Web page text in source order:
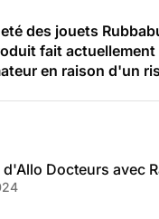
des jouets
fait actuellement
en raison d'un
Docteurs avec